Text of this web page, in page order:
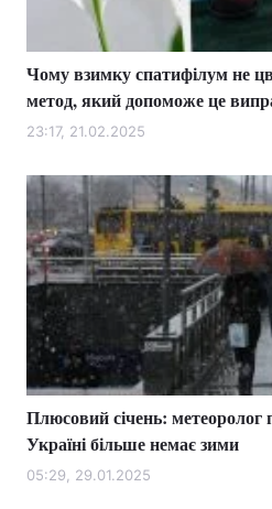
Чому взимку спатифілум не
метод, який допоможе це
23:17, 21.02.2025
Плюсовий січень: метеоролог
Україні більше немає зими
05:29, 29.01.2025